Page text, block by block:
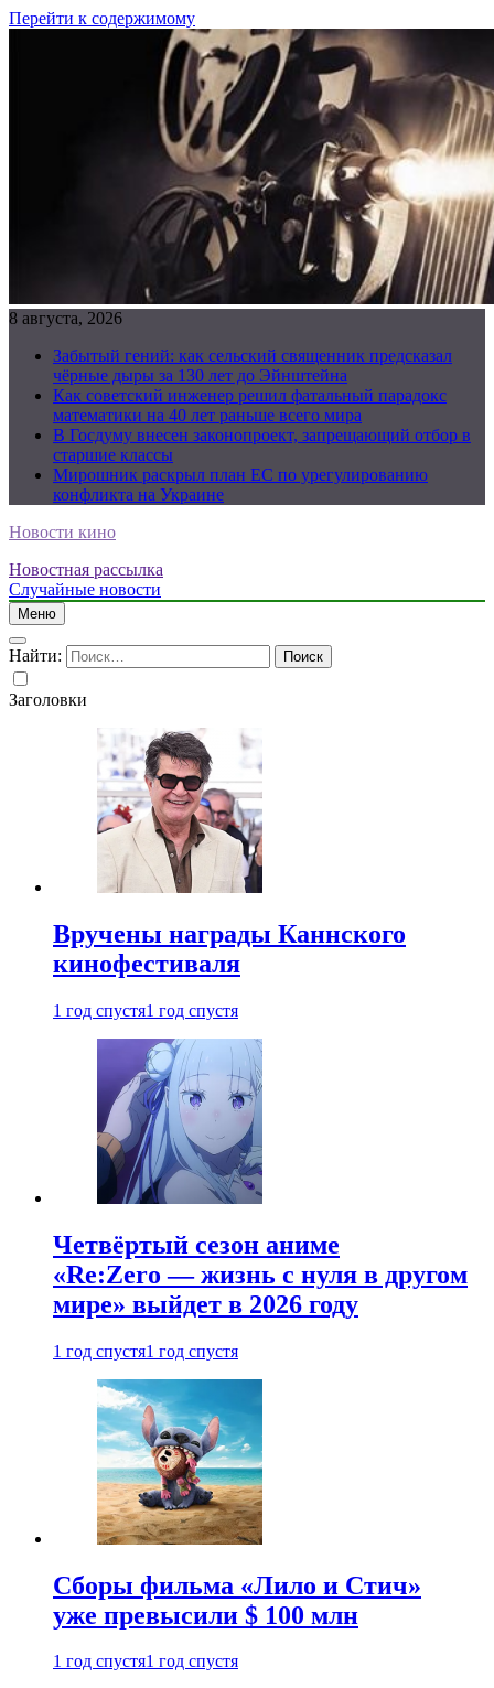
Перейти к содержимому
8 августа, 2026
Забытый гений: как сельский священник предсказал
чёрные дыры за 130 лет до Эйнштейна
Как советский инженер решил фатальный парадокс
математики на 40 лет раньше всего мира
В Госдуму внесен законопроект, запрещающий отбор в
старшие классы
Мирошник раскрыл план ЕС по урегулированию
конфликта на Украине
Новости кино
Новостная рассылка
Случайные новости
Меню
Найти:
Заголовки
Вручены награды Каннского
кинофестиваля
1 год спустя1 год спустя
Четвёртый сезон аниме
«Re:Zero — жизнь с нуля в другом
мире» выйдет в 2026 году
1 год спустя1 год спустя
Сборы фильма «Лило и Стич»
уже превысили $ 100 млн
1 год спустя1 год спустя